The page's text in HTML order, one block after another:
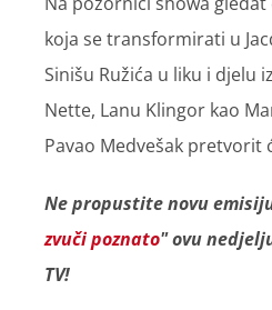
koja se transformirati u
Sinišu Ružića u liku i djelu
Nette, Lanu Klingor kao
Pavao Medvešak pretvorit
Ne propustite novu
zvuči poznato" ovu
TV!